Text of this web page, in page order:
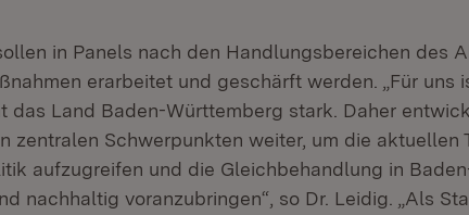
in Panels nach den Handlungsbereichen des
erarbeitet und geschärft werden. „Für uns
das Land Baden-Württemberg stark. Daher
zentralen Schwerpunkten weiter, um die aktuellen
aufzugreifen und die Gleichbehandlung in
nachhaltig voranzubringen“, so Dr. Leidig. „Als